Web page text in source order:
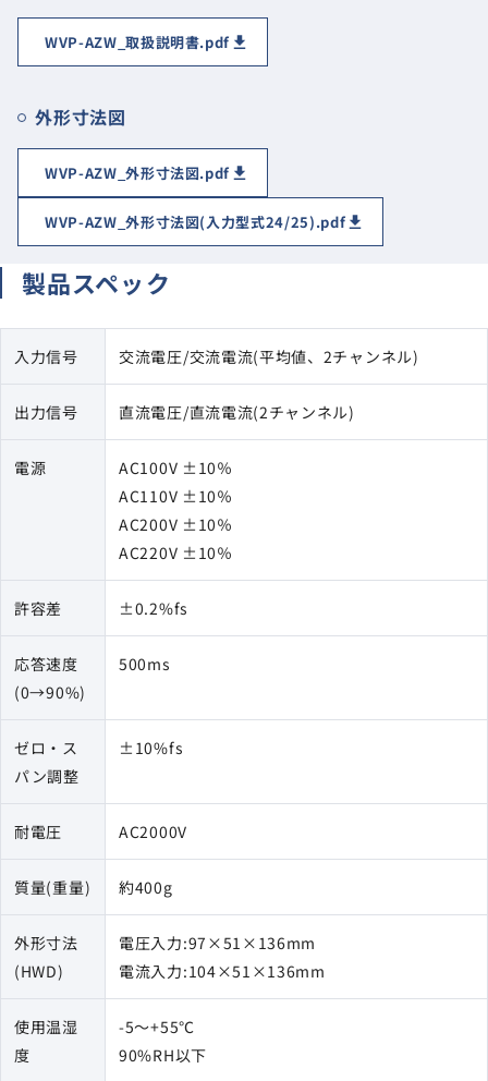
WVP-AZW_取扱説明書.pdf
外形寸法図
WVP-AZW_外形寸法図.pdf
WVP-AZW_外形寸法図(入力型式24/25).pdf
製品スペック
入力信号 交流電圧/交流電流(平均値、2チャンネル)
出力信号 直流電圧/直流電流(2チャンネル)
電源
AC100V ±10％
AC110V ±10％
AC200V ±10％
AC220V ±10％
許容差 ±0.2%fs
応答速度
(0→90%)
500ms
ゼロ・ス
パン調整
±10%fs
耐電圧 AC2000V
質量(重量) 約400g
外形寸法
(HWD)
電圧入力:97×51×136mm
電流入力:104×51×136mm
使用温湿
度
-5～+55℃
90%RH以下